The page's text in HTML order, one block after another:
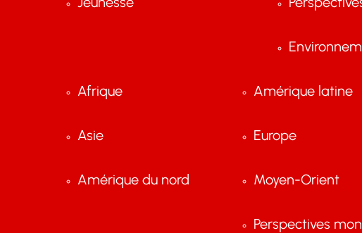
Afrique
Asie
Amérique du nord
Amérique latine
Europe
Moyen-Orient
Perspectives